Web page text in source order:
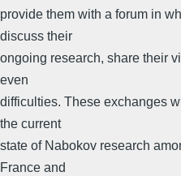
provide them with a forum in
discuss their
ongoing research, share their
even
difficulties. These exchanges
the current
state of Nabokov research
France and